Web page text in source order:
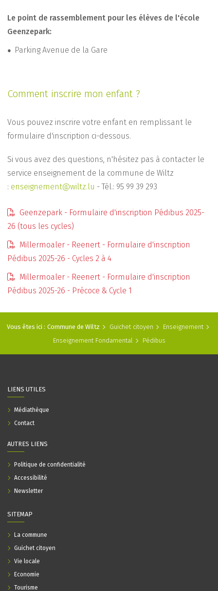
Le point de rassemblement pour les élèves de l'école
Geenzepark:
Parking Avenue de la Gare
Comment inscrire mon enfant ?
Vous pouvez inscrire votre enfant en remplissant le
formulaire d'inscription ci-dessous.
Si vous avez des questions, n'hésitez pas à contacter le
service enseignement de la commune de Wiltz
: enseignement@wiltz.lu - Tél.: 95 99 39 293
Geenzepark - Formulaire d'inscription Pédibus 2025-
26 (tous les cycles)
Millermoaler - Reenert - Formulaire d'inscription
Pédibus 2025-26 - Cycles 2 à 4
Millermoaler - Reenert - Formulaire d'inscription
Pédibus 2025-26 - Précoce & Cycle 1
Vous êtes ici : Commune de Wiltz Guichet citoyen
Enseignement
Enseignement Fondamental
Pédibus
SITEMAP
La commune
Guichet citoyen
Vie locale
Economie
Tourisme
LIENS UTILES
Médiathèque
Contact
AUTRES LIENS
Politique de confidentialité
Accessibilité
Newsletter